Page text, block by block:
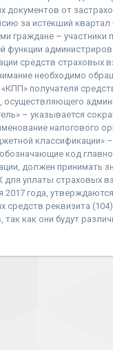
от
за истекший
граждане – участники
функции
средств страховых
необходимо
получателя
осуществляющего
– указывается
налогового
классификации»
код
должен принимать
для уплаты страховых
2017 года,
средств реквизита
как они будут